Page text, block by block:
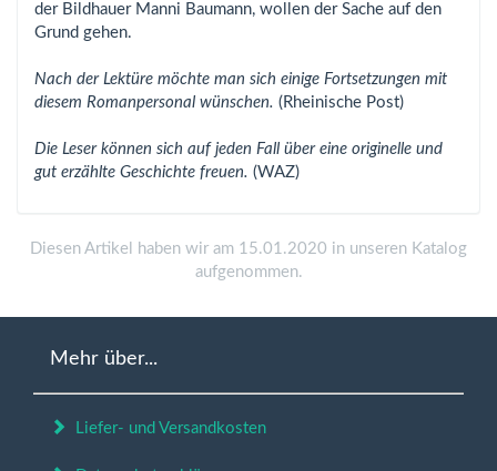
der Bildhauer Manni Baumann, wollen der Sache auf den
Grund gehen.
Nach der Lektüre möchte man sich einige Fortsetzungen mit
diesem Romanpersonal wünschen. (Rheinische Post)
Die Leser können sich auf jeden Fall über eine originelle und
gut erzählte Geschichte freuen. (WAZ)
Diesen Artikel haben wir am 15.01.2020 in unseren Katalog
aufgenommen.
Mehr über...
Liefer- und Versandkosten